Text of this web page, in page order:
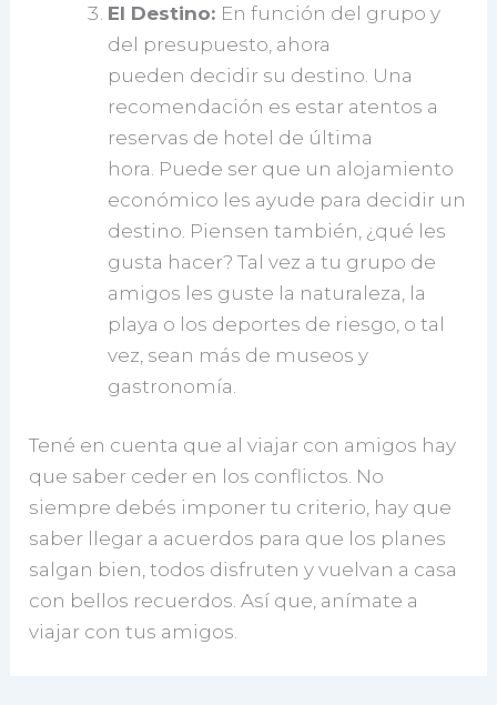
El Destino: En función del grupo y
del presupuesto, ahora
pueden decidir su destino. Una
recomendación es estar atentos a
reservas de hotel de última
hora. Puede ser que un alojamiento
económico les ayude para decidir un
destino. Piensen también, ¿qué les
gusta hacer? Tal vez a tu grupo de
amigos les guste la naturaleza, la
playa o los deportes de riesgo, o tal
vez, sean más de museos y
gastronomía.
Tené en cuenta que al viajar con amigos hay
que saber ceder en los conflictos. No
siempre debés imponer tu criterio, hay que
saber llegar a acuerdos para que los planes
salgan bien, todos disfruten y vuelvan a casa
con bellos recuerdos. Así que, anímate a
viajar con tus amigos.